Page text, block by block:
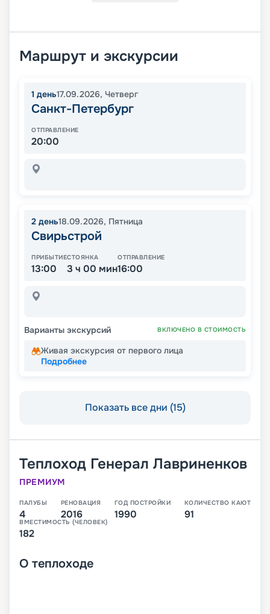
Маршрут и экскурсии
1 день17.09.2026, Четверг
Санкт-Петербург
ОТПРАВЛЕНИЕ
20:00
2 день18.09.2026, Пятница
Свирьстрой
ПРИБЫТИЕ
13:00
СТОЯНКА
3 ч 00 мин
ОТПРАВЛЕНИЕ
16:00
Варианты экскурсий ВКЛЮЧЕНО В СТОИМОСТЬ
Живая экскурсия от первого лица
Подробнее
Показать все дни (15)
Теплоход Генерал Лавриненков
ПРЕМИУМ
ПАЛУБЫ
4
РЕНОВАЦИЯ
2016
ГОД ПОСТРОЙКИ
1990
КОЛИЧЕСТВО КАЮТ
91
ВМЕСТИМОСТЬ (ЧЕЛОВЕК)
182
О теплоходе